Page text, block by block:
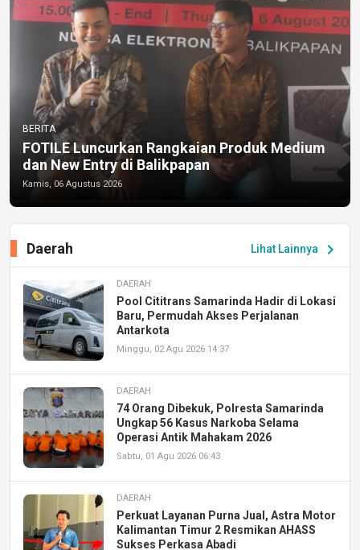
BERITA
FOTILE Luncurkan Rangkaian Produk Medium
dan New Entry di Balikpapan
Kamis, 06 Agustus 2026
Lihat Lainnya chevron_right
Daerah
DAERAH
Pool Cititrans Samarinda Hadir di Lokasi
Baru, Permudah Akses Perjalanan
Antarkota
Minggu, 02 Agu 2026 14:37
DAERAH
74 Orang Dibekuk, Polresta Samarinda
Ungkap 56 Kasus Narkoba Selama
Operasi Antik Mahakam 2026
Sabtu, 01 Agu 2026 06:43
DAERAH
Perkuat Layanan Purna Jual, Astra Motor
Kalimantan Timur 2 Resmikan AHASS
Sukses Perkasa Abadi